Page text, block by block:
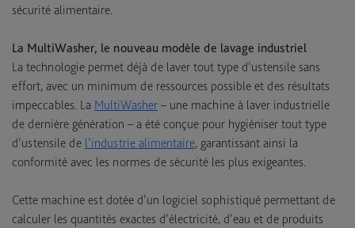
sécurité alimentaire.
La MultiWasher, le nouveau modèle de lavage industriel
La technologie permet déjà de laver tout type d’ustensile sans
effort, avec un minimum de ressources possible et des résultats
impeccables. La MultiWasher – une machine à laver industrielle
de dernière génération – a été conçue pour hygiéniser tout type
d’ustensile de l’industrie alimentaire, garantissant ainsi la
conformité avec les normes de sécurité les plus exigeantes.
Cette machine est dotée d’un logiciel sophistiqué permettant de
calculer les quantités exactes d’électricité, d’eau et de produits